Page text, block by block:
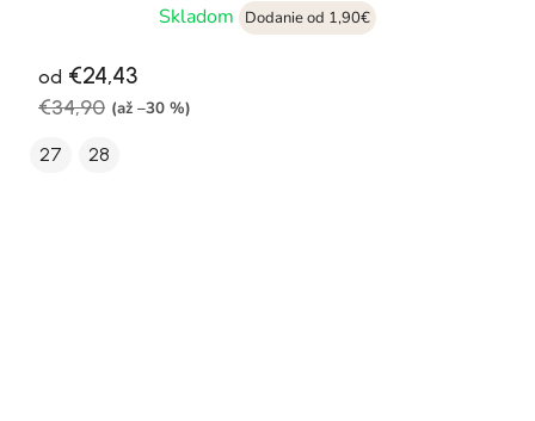
Skladom Dodanie od 1,90€
od €24,43
€34,90 (až –30 %)
27 28